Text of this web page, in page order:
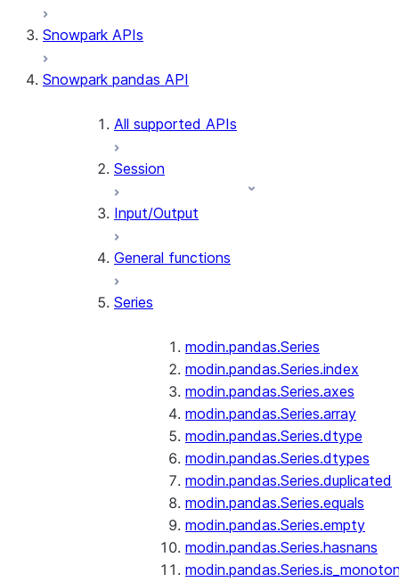
Snowpark APIs
Snowpark pandas API
All supported APIs
Session
Input/Output
General functions
Series
modin.pandas.Series
modin.pandas.Series.index
modin.pandas.Series.axes
modin.pandas.Series.array
modin.pandas.Series.dtype
modin.pandas.Series.dtypes
modin.pandas.Series.duplicated
modin.pandas.Series.equals
modin.pandas.Series.empty
modin.pandas.Series.hasnans